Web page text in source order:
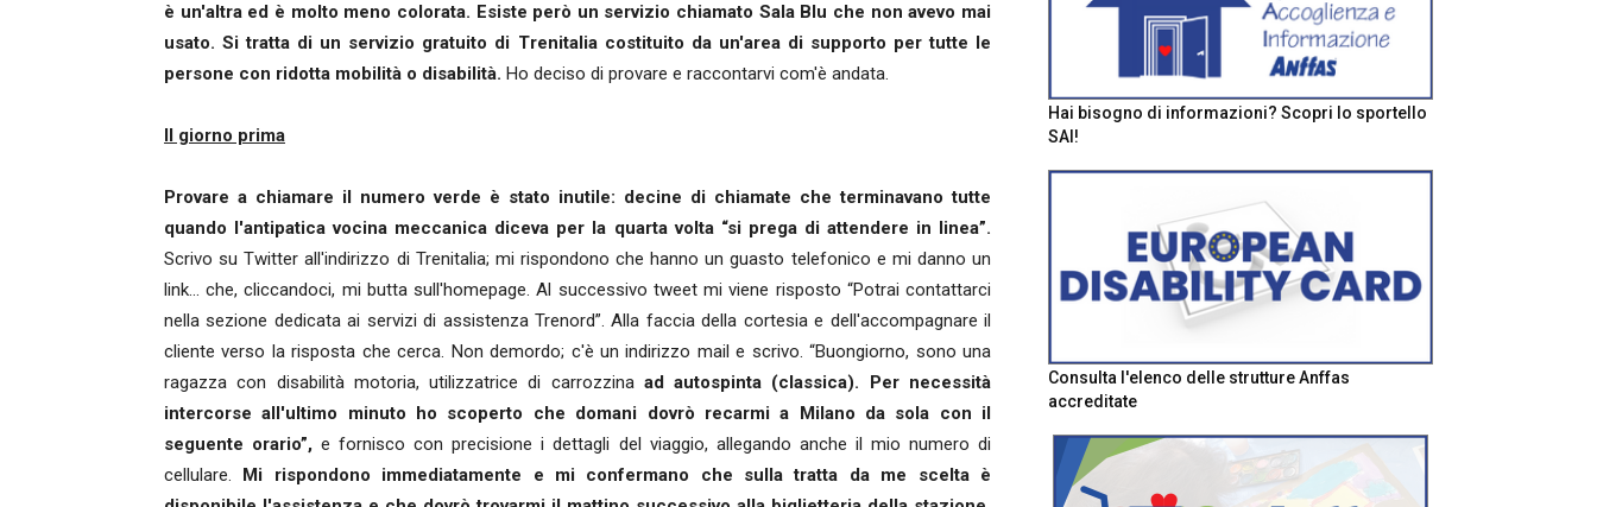
è un'altra ed è molto meno colorata. Esiste però un servizio chiamato Sala Blu che non avevo mai
usato. Si tratta di un servizio gratuito di Trenitalia costituito da un'area di supporto per tutte le
persone con ridotta mobilità o disabilità. Ho deciso di provare e raccontarvi com'è andata.
Il giorno prima
Provare a chiamare il numero verde è stato inutile: decine di chiamate che terminavano tutte
quando l'antipatica vocina meccanica diceva per la quarta volta “si prega di attendere in linea”.
Scrivo su Twitter all'indirizzo di Trenitalia; mi rispondono che hanno un guasto telefonico e mi danno un
link... che, cliccandoci, mi butta sull'homepage. Al successivo tweet mi viene risposto “Potrai contattarci
nella sezione dedicata ai servizi di assistenza Trenord”. Alla faccia della cortesia e dell'accompagnare il
cliente verso la risposta che cerca. Non demordo; c'è un indirizzo mail e scrivo. “Buongiorno, sono una
ragazza con disabilità motoria, utilizzatrice di carrozzina ad autospinta (classica). Per necessità
intercorse all'ultimo minuto ho scoperto che domani dovrò recarmi a Milano da sola con il
seguente orario”, e fornisco con precisione i dettagli del viaggio, allegando anche il mio numero di
cellulare. Mi rispondono immediatamente e mi confermano che sulla tratta da me scelta è
Hai bisogno di informazioni? Scopri lo sportello
SAI!
Consulta l'elenco delle strutture Anffas
accreditate